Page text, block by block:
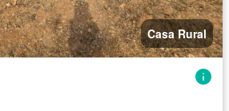
Casa Rural